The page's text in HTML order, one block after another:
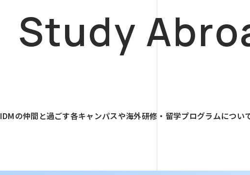
Study
IDMの仲間と過ごす各キャンパスや海外研修・留学プログラムについ